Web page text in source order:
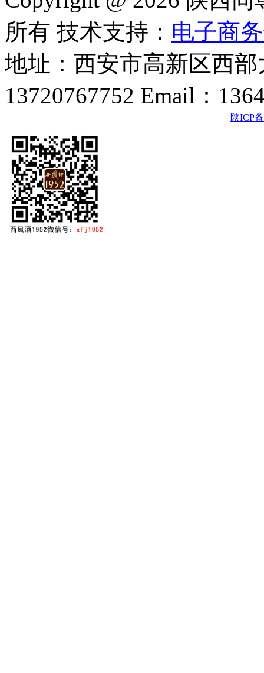
所有 技术支持： 电子商
地址：西安市高新区西
13720767752 Email：
陕ICP